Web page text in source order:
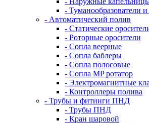
- Туманообразователи
- Автоматический полив
- Статические
- Роторные оросители
- Сопла веерные
- Сопла баблеры
- Сопла полосовые
- Сопла MP ротатор
- Электромагнитные
- Контроллеры полива
- Трубы и фитинги ПНД
- Трубы ПНД
- Кран шаровой